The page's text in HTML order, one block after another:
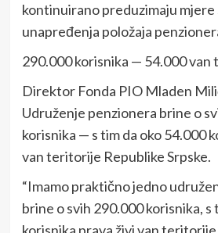
kontinuirano preduzimaju mjere
unapređenja položaja
290.000 korisnika — 54.000 van
Direktor Fonda PIO Mladen
Udruženje penzionera brine o
korisnika — s tim da oko 54.000
van teritorije Republike Srpske.
“Imamo praktično jedno
brine o svih 290.000 korisnika, s